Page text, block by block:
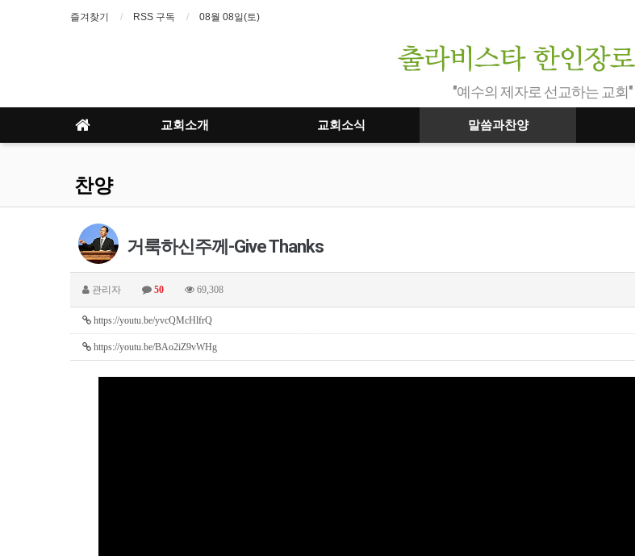
즐겨찾기 RSS 구독 08월 08일(토)
"예수의 제자로 선교하는 교회"
교회소개 교회소식 말씀과찬양
찬양
거룩하신주께-Give Thanks
관리자 50 69,308
https://youtu.be/yvcQMcHlfrQ
https://youtu.be/BAo2iZ9vWHg